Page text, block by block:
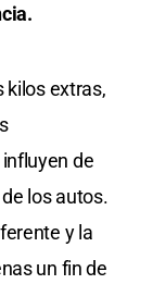
kilos extras,
de
los autos.
y la
un fin de